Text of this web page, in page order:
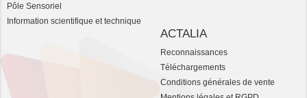
Pôle Sensoriel
Information scientifique et technique
ACTALIA
Reconnaissances
Téléchargements
Conditions générales de vente